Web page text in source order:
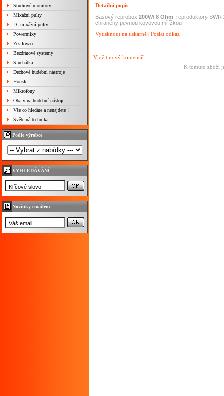
Studiové monitory
Mixážní pulty
DJ mixážní pulty
Powermixy
Zesilovače
Bezdrátové systémy
Sluchátka
Dechové hudební nástroje
Housle
Mikrofony
Obaly na hudební nástoje
Vše co hledáte a nenajdete !
Světelná technika
Podle výrobce
VYHLEDÁVÁNÍ
Novinky emailem
Detailní popis
Basový reprobox 200W/ 8 Ohm , reproduktory SWR
chráněny pevnou kovovou mřížkou
Vytisknout na tiskárně | Poslat odkaz
Vložit nový komentář
K tomuto zboží